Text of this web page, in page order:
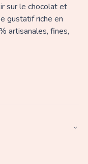
sur le chocolat et
gustatif riche en
artisanales, fines,
keyboard_arrow_down